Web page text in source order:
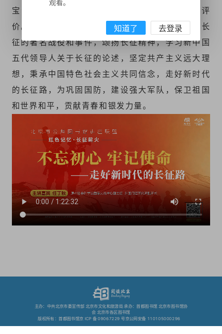
宝贵财富，新中国五代领导人给予精辟概括和评
价。九十年后的今天，我们回顾长征历史，重温长
征的著名战役和事件，颂扬长征精神，学习新中国
五代领导人关于长征的论述，坚定共产主义远大理
想，秉承中国特色社会主义共同信念，走好新时代
的长征路，为巩固国防，建设强大军队，保卫祖国
和世界和平，贡献青春和银发力量。
主办：中共北京市委宣传部 北京市文化和旅游局 承办：首都图书馆 北京市图书馆协
会 北京市各区图书馆
版权所有：首都图书馆京 ICP 备 09067229 号京公网安备 110105000296
观看。
知道了 去登录